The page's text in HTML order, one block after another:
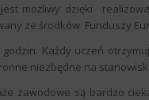
możliwy dzięki
ze środków Funduszy
Każdy uczeń
niezbędne na
zawodowe są bardzo